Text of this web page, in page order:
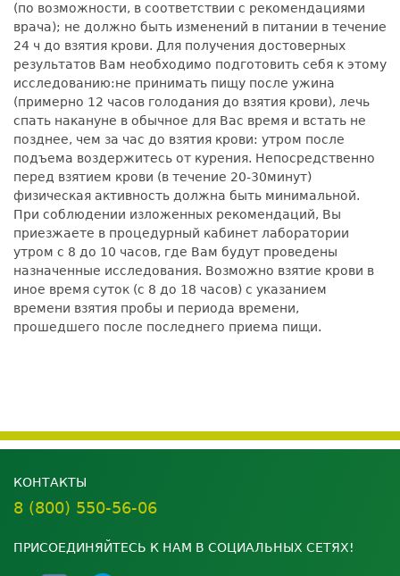
(по возможности, в соответствии с рекомендациями
врача); не должно быть изменений в питании в течение
24 ч до взятия крови. Для получения достоверных
результатов Вам необходимо подготовить себя к этому
исследованию:не принимать пищу после ужина
(примерно 12 часов голодания до взятия крови), лечь
спать накануне в обычное для Вас время и встать не
позднее, чем за час до взятия крови: утром после
подъема воздержитесь от курения. Непосредственно
перед взятием крови (в течение 20-30минут)
физическая активность должна быть минимальной.
При соблюдении изложенных рекомендаций, Вы
приезжаете в процедурный кабинет лаборатории
утром с 8 до 10 часов, где Вам будут проведены
назначенные исследования. Возможно взятие крови в
иное время суток (с 8 до 18 часов) с указанием
времени взятия пробы и периода времени,
прошедшего после последнего приема пищи.
КОНТАКТЫ
8 (800) 550-56-06
ПРИСОЕДИНЯЙТЕСЬ К НАМ В СОЦИАЛЬНЫХ СЕТЯХ!